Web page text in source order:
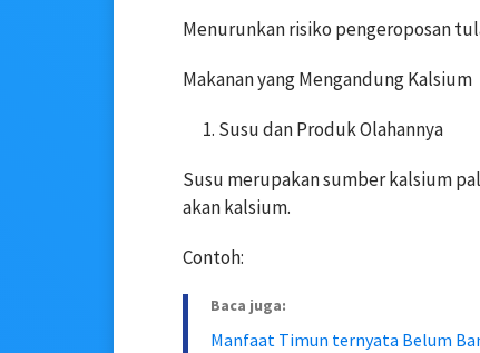
Menurunkan risiko pengeroposan
Makanan yang Mengandung Kalsium
Susu dan Produk Olahannya
Susu merupakan sumber kalsium
akan kalsium.
Contoh:
Baca juga:
Manfaat Timun ternyata Belum